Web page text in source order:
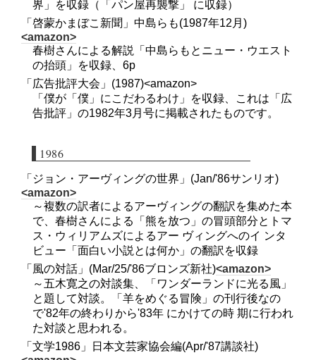
界」を収録（「パン屋再襲撃」 に収録）
「啓蒙かまぼこ新聞」中島らも(1987年12月)
<amazon>
春樹さんによる解説「中島らもとニュー・ウエスト
の抬頭」を収録、6p
「広告批評大会」(1987)<amazon>
「僕が「僕」にこだわるわけ」を収録、これは「広
告批評」の1982年3月号に掲載されたものです。
1986
「ジョン・アーヴィングの世界」(Jan/'86サンリオ)
<amazon>
～複数の訳者によるアーヴィングの翻訳を集めた本
で、春樹さんによる「熊を放つ」の冒頭部分とトマ
ス・ウィリアムズによるアー ヴィングへのイ ンタ
ビュー「面白い小説とは何か」の翻訳を収録
「風の対話」(Mar/25/'86ブロンズ新社)<amazon>
～五木寛之の対談集、「ワンダーランドに光る風」
と題して対談。「羊をめぐる冒険」の刊行後なの
で'82年の終わりから'83年 にかけての時 期に行われ
た対談と思われる。
「文学1986」日本文芸家協会編(Apr/'87講談社)